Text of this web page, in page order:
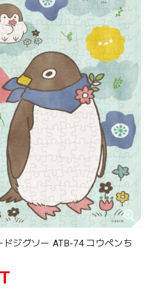
ジグソー ATB-74 コウペンち